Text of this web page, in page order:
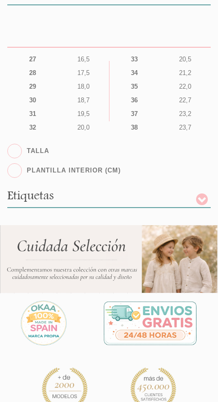
27
16,5
28
17,5
29
18,0
30
18,7
31
19,5
32
20,0
33
20,5
34
21,2
35
22,0
36
22,7
37
23,2
38
23,7
TALLA
PLANTILLA INTERIOR (CM)
Etiquetas